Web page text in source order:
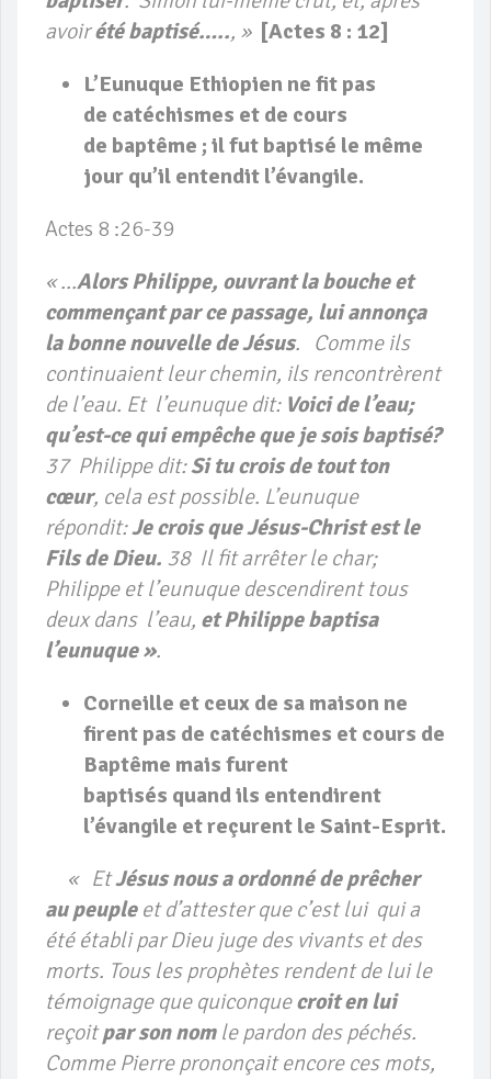
avoirété baptisé….., » [Actes 8 : 12]
L’Eunuque Ethiopien ne fit pas
de catéchismes et de cours
de baptême ; il fut baptisé le même
jour qu’il entendit l’évangile.
Actes 8 :26-39
« …Alors Philippe, ouvrant la bouche et
commençant par ce passage, lui annonça
la bonne nouvelle de Jésus. Comme ils
continuaient leur chemin, ils rencontrèrent
de l’eau. Et l’eunuque dit: Voici de l’eau;
qu’est-ce qui empêche que je sois baptisé?
37 Philippe dit:Si tu crois de tout ton
cœur, cela est possible. L’eunuque
répondit:Je crois que Jésus-Christ est le
Fils de Dieu. 38 Il fit arrêter le char;
Philippe et l’eunuque descendirent tous
deux dans l’eau, et Philippe baptisa
l’eunuque ».
Corneille et ceux de sa maison ne
firent pas de catéchismes et cours de
Baptême mais furent
baptisés quand ils entendirent
l’évangile et reçurent le Saint-Esprit.
« EtJésus nous a ordonné de prêcher
au peupleet d’attester que c’est lui qui a
été établi par Dieu juge des vivants et des
morts. Tous les prophètes rendent de lui le
témoignage que quiconquecroit en lui
reçoitpar son nomle pardon des péchés.
Comme Pierre prononçait encore ces mots,